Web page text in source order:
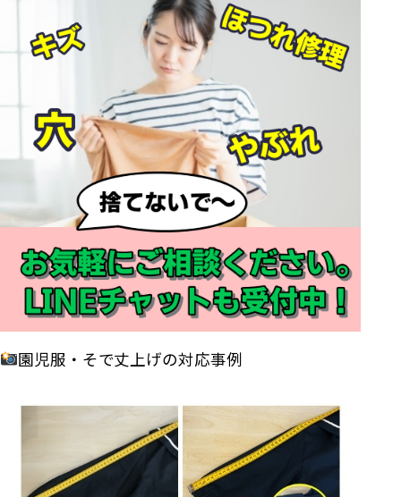
園児服・そで丈上げの対応事例